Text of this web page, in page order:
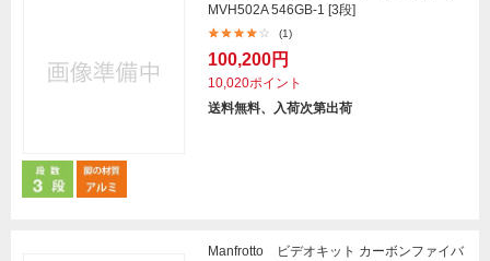
MVH502A 546GB-1 [3段]
(1)
100,200円
10,020ポイント
送料無料、入荷次第出荷
Manfrotto ビデオキット カーボンファイバ